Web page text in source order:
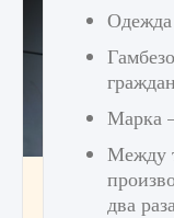
Все новые
Одежда
Марка
Между
два